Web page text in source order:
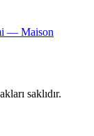
— Maison
saklıdır.